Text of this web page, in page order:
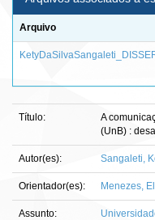
Arquivo
Título:
A
(UnB) :
Autor(es): Sangaleti,
Orientador(es): Menezes,
Assunto: